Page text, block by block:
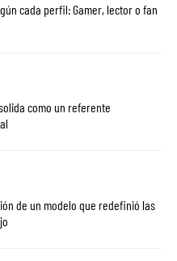
cada perfil: Gamer, lector o fan
como un referente
de un modelo que redefinió las